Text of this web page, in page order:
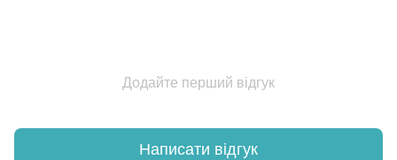
Додайте перший відгук
Написати відгук